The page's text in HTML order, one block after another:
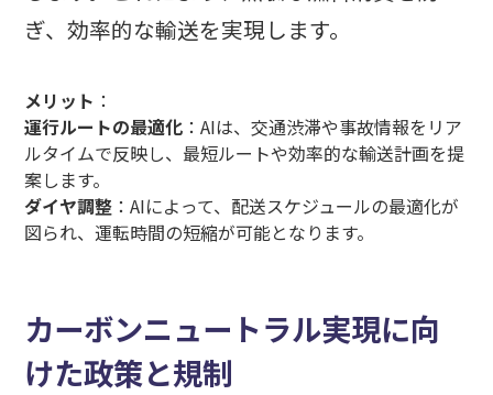
ぎ、効率的な輸送を実現します。
メリット ：
運行ルートの最適化 ：AIは、交通渋滞や事故情報をリア
ルタイムで反映し、最短ルートや効率的な輸送計画を提
案します。
ダイヤ調整 ：AIによって、配送スケジュールの最適化が
図られ、運転時間の短縮が可能となります。
カーボンニュートラル実現に向
けた政策と規制